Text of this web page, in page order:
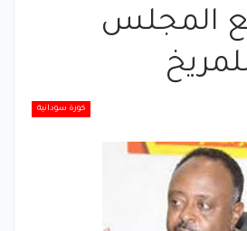
المجلس
كورة سودانية